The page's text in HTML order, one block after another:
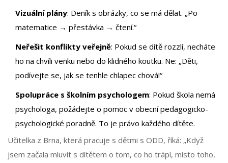
Vizuální plány: Deník s obrázky, co se má dělat. „Po
matematice → přestávka → čtení.“
Neřešit konflikty veřejně: Pokud se dítě rozzlí, necháte
ho na chvíli venku nebo do klidného koutku. Ne: „Děti,
podívejte se, jak se tenhle chlapec chová!“
Spolupráce s školním psychologem: Pokud škola nemá
psychologa, požádejte o pomoc v obecní pedagogicko-
psychologické poradně. To je právo každého dítěte.
Učitelka z Brna, která pracuje s dětmi s ODD, říká: „Když
jsem začala mluvit s dítětem o tom, co ho trápí, místo toho,